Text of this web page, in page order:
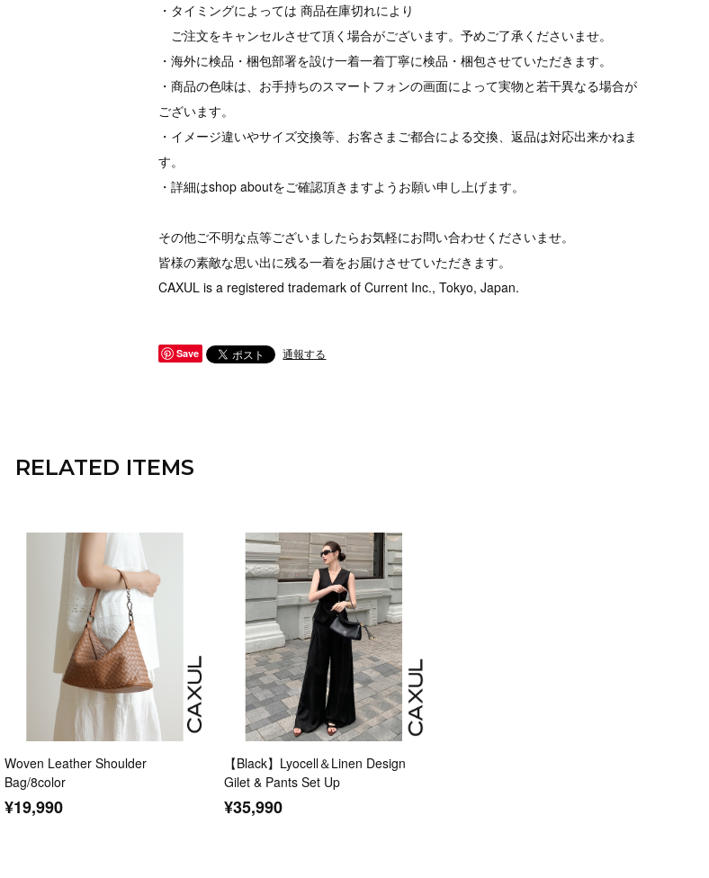
・タイミングによっては 商品在庫切れにより
ご注文をキャンセルさせて頂く場合がございます。予めご了承くださいませ。
・海外に検品・梱包部署を設け一着一着丁寧に検品・梱包させていただきます。
・商品の色味は、お手持ちのスマートフォンの画面によって実物と若干異なる場合が
ございます。
・イメージ違いやサイズ交換等、お客さまご都合による交換、返品は対応出来かねま
す。
・詳細はshop aboutをご確認頂きますようお願い申し上げます。
その他ご不明な点等ございましたらお気軽にお問い合わせくださいませ。
皆様の素敵な思い出に残る一着をお届けさせていただきます。
CAXUL is a registered trademark of Current Inc., Tokyo, Japan.
Save 通報する
RELATED ITEMS
Woven Leather Shoulder
Bag/8color
¥19,990
【Black】Lyocell＆Linen Design
Gilet & Pants Set Up
¥35,990